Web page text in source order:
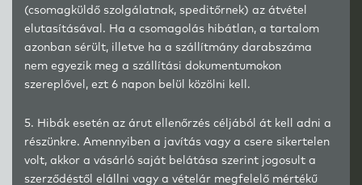
(csomagküldő szolgálatnak, speditőrnek) az átvétel
elutasításával. Ha a csomagolás hibátlan, a tartalom
azonban sérült, illetve ha a szállítmány darabszáma
nem egyezik meg a szállítási dokumentumokon
szereplővel, ezt 6 napon belül közölni kell.
5. Hibák esetén az árut ellenőrzés céljából át kell adni a
részünkre. Amennyiben a javítás vagy a csere sikertelen
volt, akkor a vásárló saját belátása szerint jogosult a
szerződéstől elállni vagy a vételár megfelelő mértékű